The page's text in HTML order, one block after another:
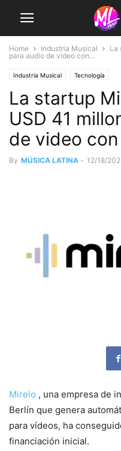
Home Industria Musical
La
para audio de video con...
Industria Musical Tecnología
La startup
USD 41
de video con
By MÚSICA LATINA - 12/18/
Mirelo , una empresa de
Berlín que genera
para vídeos, ha
financiación inicial.